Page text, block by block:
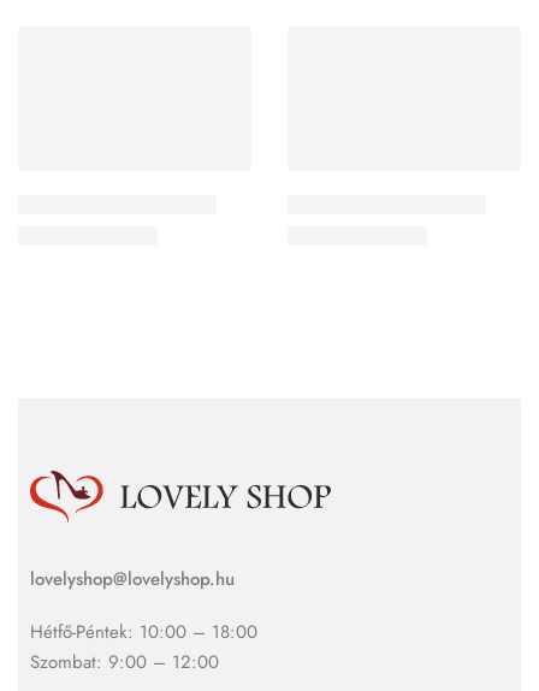
lovelyshop@lovelyshop.hu
Hétfő-Péntek: 10:00 – 18:00
Szombat: 9:00 – 12:00